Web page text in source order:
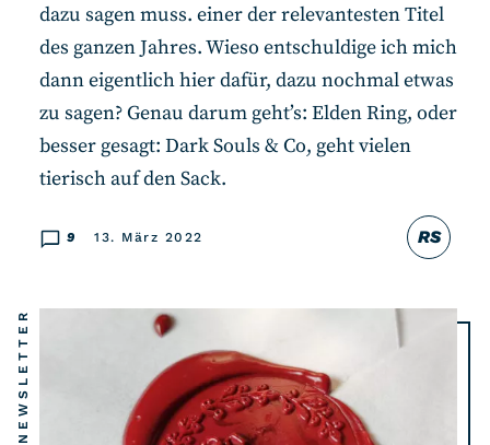
RS
9 13. März 2022
dazu sagen muss. einer der relevantesten Titel
des ganzen Jahres. Wieso entschuldige ich mich
dann eigentlich hier dafür, dazu nochmal etwas
zu sagen? Genau darum geht’s: Elden Ring, oder
besser gesagt: Dark Souls & Co, geht vielen
tierisch auf den Sack.
NEWSLETTER